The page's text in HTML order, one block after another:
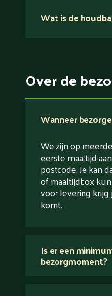
Verlaagd in zout
Wat is de
Over de
Wanneer
We zijn op
eerste maaltijd
postcode. Je kan
of maaltijdbox
voor levering krijg
komt.
Is er een
bezorgmoment?